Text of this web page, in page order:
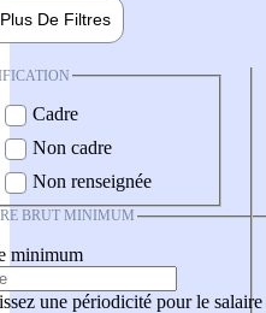
Plus De Filtres
Cadre
Non cadre
Non renseignée
BRUT MINIMUM
minimum
une périodicité pour le salaire